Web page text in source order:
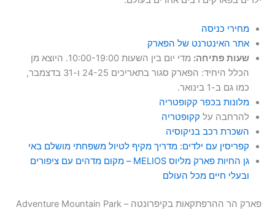
מחירי כניסה
אתר האינטרנט של הפארק
שעות פתיחה:
מדי יום בין השעות 10:00-19:00. היוצא מן
הכלל היחיד: הפארק סגור בתאריכים 24-25 ו-31 בדצמבר,
כמו גם ב-1 בינואר.
מלונות בכפר קקופטריה
להרחבה על קקופטריה
השכרת רכב בניקוסיה
קפריסין עם ילדים: מדריך מקיף לטיול משפחתי מושלם באי
גן החיות פארק מליוס MELIOS – מקום מדהים עם ציפורים
ובעלי חיים מכל העולם
פארק הר ההרפתקאות בקיפרונטה – Adventure Mountain Park